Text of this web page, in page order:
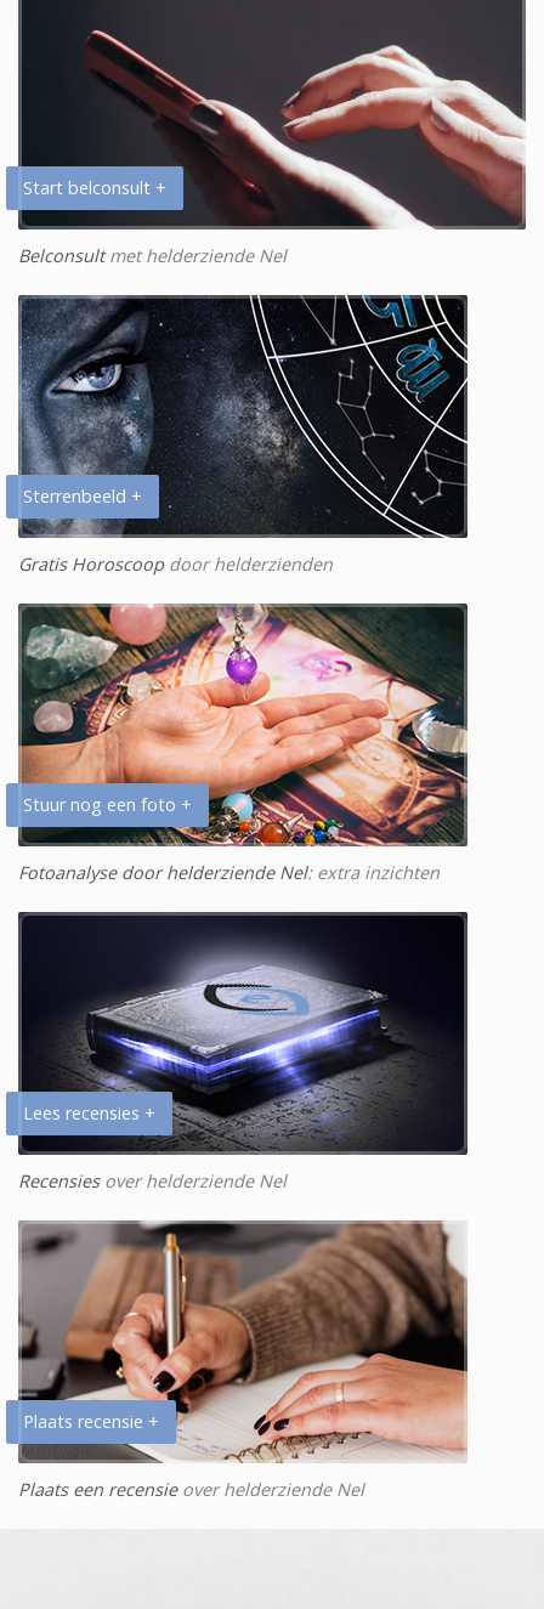
Start belconsult +
Belconsultmet helderziende Nel
Sterrenbeeld +
Gratis Horoscoopdoor helderzienden
Stuur nog een foto +
Fotoanalyse door helderziende Nel: extra inzichten
Lees recensies +
Recensiesover helderziende Nel
Plaats recensie +
Plaats een recensieover helderziende Nel